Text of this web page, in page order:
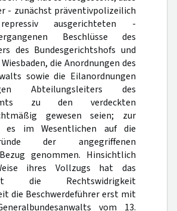
- zunächst präventivpolizeilich
ausgerichteten -
Beschlüsse des
des Bundesgerichtshofs und
die Anordnungen des
sowie die Eilanordnungen
Abteilungsleiters des
zu den verdeckten
gewesen seien; zur
es im Wesentlichen auf die
der angegriffenen
genommen. Hinsichtlich
ihres Vollzugs hat das
die Rechtswidrigkeit
die Beschwerdeführer erst mit
vom 13.